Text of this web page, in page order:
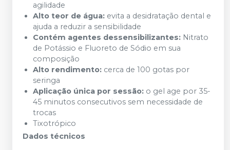
agilidade
Alto teor de água: evita a desidratação dental e
ajuda a reduzir a sensibilidade
Contém agentes dessensibilizantes: Nitrato
de Potássio e Fluoreto de Sódio em sua
composição
Alto rendimento: cerca de 100 gotas por
seringa
Aplicação única por sessão: o gel age por 35-
45 minutos consecutivos sem necessidade de
trocas
Tixotrópico
Dados técnicos